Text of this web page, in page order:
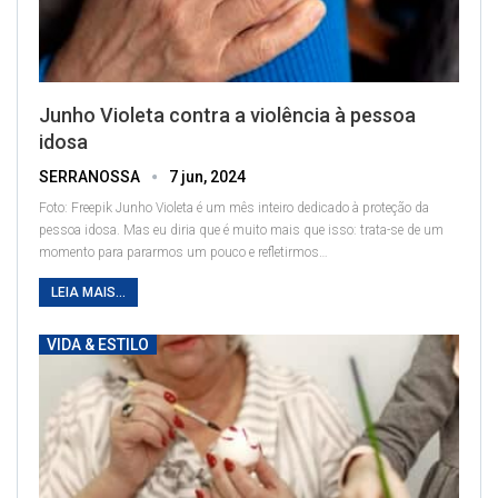
Junho Violeta contra a violência à pessoa
idosa
SERRANOSSA 7 jun, 2024
Foto: Freepik Junho Violeta é um mês inteiro dedicado à proteção da
pessoa idosa. Mas eu diria que é muito mais que isso: trata-se de um
momento para pararmos um pouco e refletirmos…
LEIA MAIS...
VIDA & ESTILO